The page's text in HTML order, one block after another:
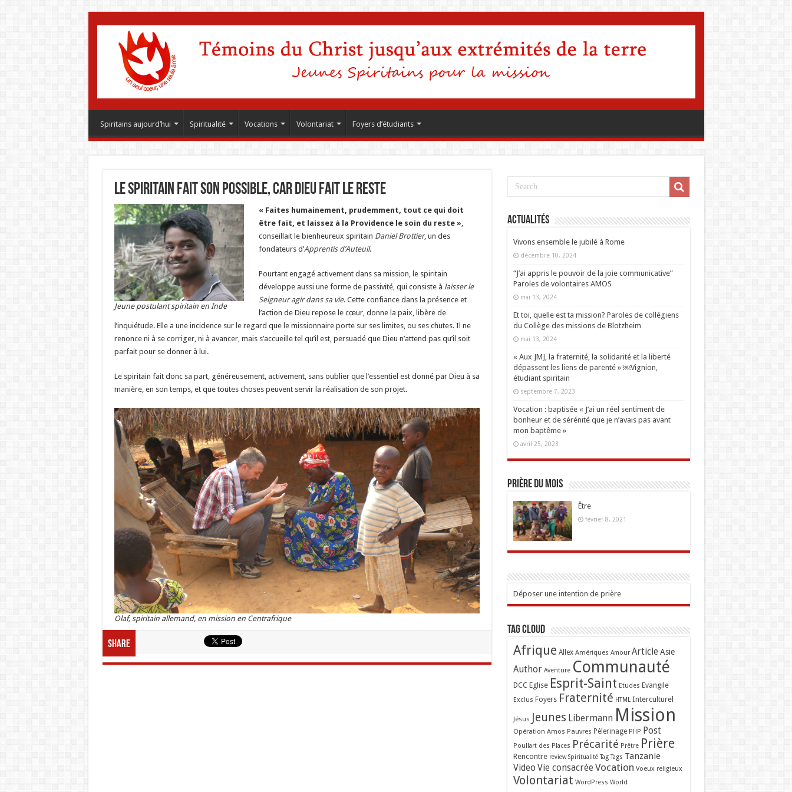
Spiritains aujourd’hui Spiritualité Vocations Volontariat Foyers d’étudiants
Le spiritain fait son possible, car Dieu fait le reste
Jeune postulant spiritain en Inde
« Faites humainement, prudemment, tout ce qui doit
être fait, et laissez à la Providence le soin du reste »,
conseillait le bienheureux spiritain Daniel Brottier, un des
fondateurs d’Apprentis d’Auteuil.
Pourtant engagé activement dans sa mission, le spiritain
développe aussi une forme de passivité, qui consiste à laisser le
Seigneur agir dans sa vie. Cette confiance dans la présence et
l’action de Dieu repose le cœur, donne la paix, libère de
l’inquiétude. Elle a une incidence sur le regard que le missionnaire porte sur ses limites, ou ses chutes. Il ne
renonce ni à se corriger, ni à avancer, mais s’accueille tel qu’il est, persuadé que Dieu n’attend pas qu’il soit
parfait pour se donner à lui.
Le spiritain fait donc sa part, généreusement, activement, sans oublier que l’essentiel est donné par Dieu à sa
manière, en son temps, et que toutes choses peuvent servir la réalisation de son projet.
Olaf, spiritain allemand, en mission en Centrafrique
Share
Actualités
Vivons ensemble le jubilé à Rome
décembre 10, 2024
“J’ai appris le pouvoir de la joie communicative”
Paroles de volontaires AMOS
mai 13, 2024
Et toi, quelle est ta mission? Paroles de collégiens
du Collège des missions de Blotzheim
mai 13, 2024
« Aux JMJ, la fraternité, la solidarité et la liberté
dépassent les liens de parenté » ￼Vignion,
étudiant spiritain
septembre 7, 2023
Vocation : baptisée « J’ai un réel sentiment de
bonheur et de sérénité que je n’avais pas avant
mon baptême »
avril 25, 2023
Prière du mois
Être
février 8, 2021
Déposer une intention de prière
Tag Cloud
Afrique Allex Amériques Amour Article Asie
Author Aventure Communauté
DCC Eglise Esprit-Saint Etudes Evangile
Exclus Foyers Fraternité HTML Interculturel
Jésus Jeunes Libermann Mission
Opération Amos Pauvres Pèlerinage PHP Post
Poullart des Places Précarité Prêtre Prière
Rencontre review Spiritualité Tag Tags Tanzanie
Video Vie consacrée Vocation Voeux religieux
Volontariat WordPress World